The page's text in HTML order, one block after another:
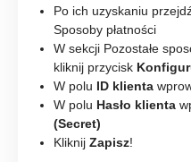
Po ich uzyskaniu
Sposoby płatności
W sekcji Pozostałe
kliknij przycisk
W polu ID klienta
W polu Hasło klienta
(Secret)
Kliknij Zapisz!